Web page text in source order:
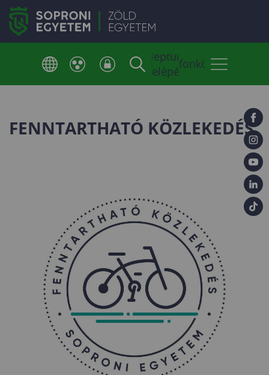
Neptun
belépés
Telefonkönyv
FENNTARTHATÓ KÖZLEKEDÉS